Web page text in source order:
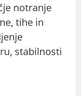
notranje
tihe in
stabilnosti